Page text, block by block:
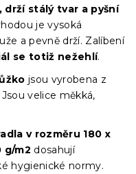
stálý tvar a pyšní
je vysoká
a pevně drží. Zalíbení
se totiž nežehlí.
jsou vyrobena z
Jsou velice měkká,
v rozměru 180 x
g/m2 dosahují
hygienické normy.